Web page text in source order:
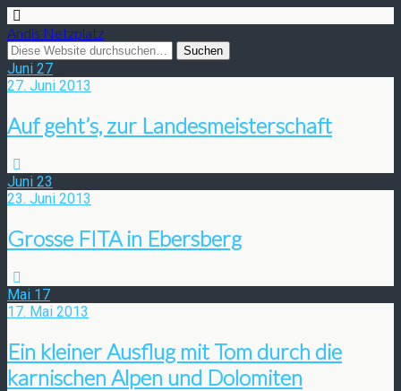
Andis Netzplatz
Juni 27
27. Juni 2013
Auf geht’s, zur Landesmeisterschaft
Juni 23
23. Juni 2013
Grosse FITA in Ebersberg
Mai 17
17. Mai 2013
Ein kleiner Ausflug mit Tom durch die
karnischen Alpen und Dolomiten